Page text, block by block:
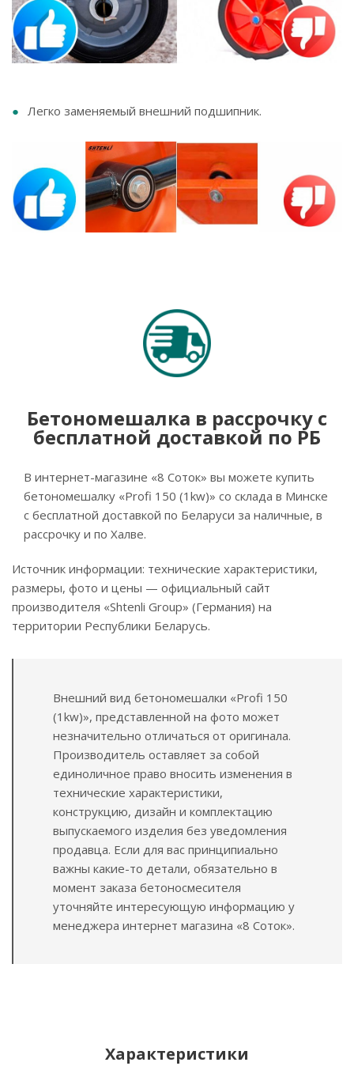
Легко заменяемый внешний подшипник.
Бетономешалка в рассрочку с
бесплатной доставкой по РБ
В интернет-магазине «8 Соток» вы можете купить
бетономешалку «Profi 150 (1kw)» со склада в Минске
с бесплатной доставкой по Беларуси за наличные, в
рассрочку и по Халве.
Источник информации: технические характеристики,
размеры, фото и цены — официальный сайт
производителя «Shtenli Group» (Германия) на
территории Республики Беларусь.
Внешний вид бетономешалки «Profi 150
(1kw)», представленной на фото может
незначительно отличаться от оригинала.
Производитель оставляет за собой
единоличное право вносить изменения в
технические характеристики,
конструкцию, дизайн и комплектацию
выпускаемого изделия без уведомления
продавца. Если для вас принципиально
важны какие-то детали, обязательно в
момент заказа бетоносмесителя
уточняйте интересующую информацию у
менеджера интернет магазина «8 Соток».
Характеристики